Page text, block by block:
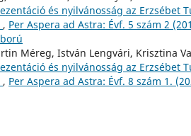
és nyilvánosság az Erzsébet
, Per Aspera ad Astra: Évf. 5 szám 2
Méreg, István Lengvári, Krisztina
és nyilvánosság az Erzsébet
, Per Aspera ad Astra: Évf. 8 szám 1.